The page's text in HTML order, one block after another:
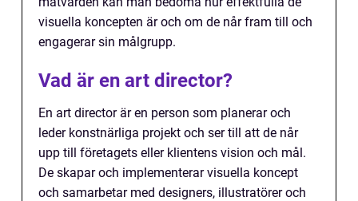
visuella koncepten är och om de når fram till och
engagerar sin målgrupp.
Vad är en art director?
En art director är en person som planerar och
leder konstnärliga projekt och ser till att de når
upp till företagets eller klientens vision och mål.
De skapar och implementerar visuella koncept
och samarbetar med designers, illustratörer och